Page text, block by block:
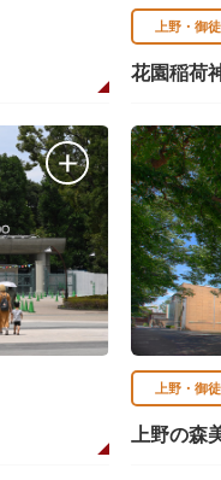
上野・御
花園稲荷
上野・御
上野の森